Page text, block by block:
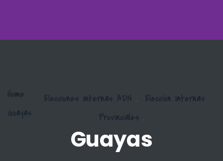
Home . Elecciones Internas ADN . Elección Internas
Provinciales .
Guayas
Guayas